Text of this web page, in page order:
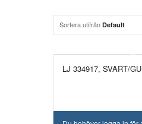
Sortera utifrån Default
LJ 334917, SVART/